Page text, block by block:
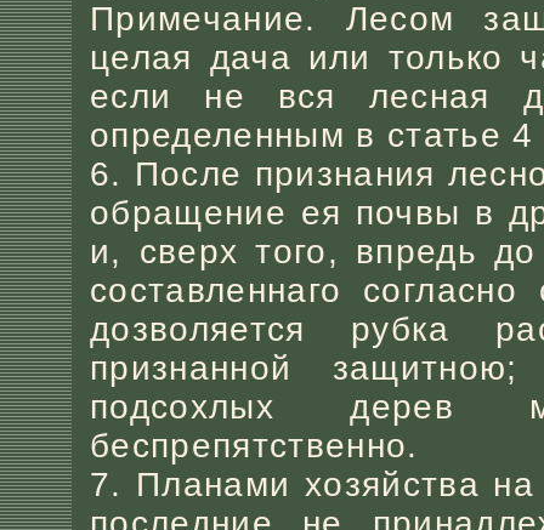
Примечание. Лесом
целая дача или только
если не вся лесная
определенным в статье
6. После признания
обращение ея почвы в
и, сверх того, впредь
составленнаго
дозволяется рубка
признанной
подсохлых дерев
беспрепятственно.
7. Планами хозяйства